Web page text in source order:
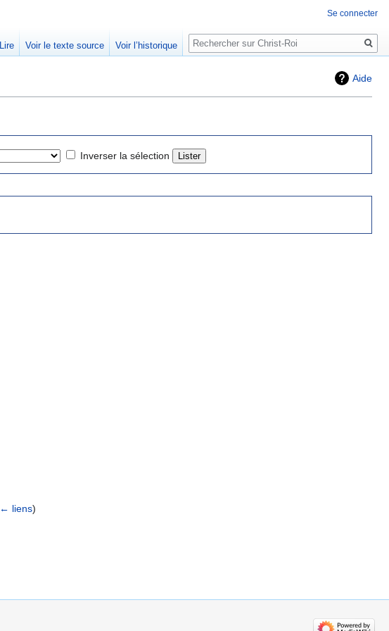
Aide
Inverser la sélection
← liens)
Se connecter
Lire Voir le texte source Voir l’historique
Rechercher